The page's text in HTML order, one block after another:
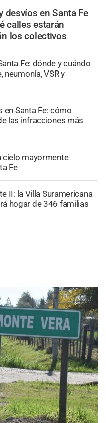
desvíos en Santa Fe
calles estarán
los colectivos
Fe: dónde y cuándo
VSR y
en Santa Fe: cómo
las infracciones más
cielo mayormente
Fe
II: la Villa Suramericana
hogar de 346 familias